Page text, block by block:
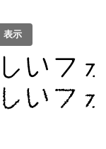
表示